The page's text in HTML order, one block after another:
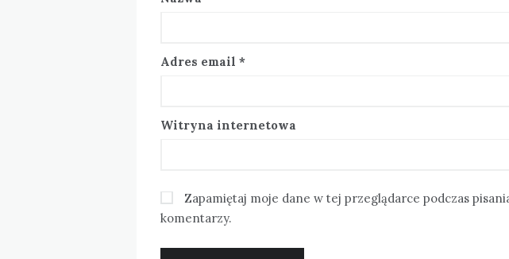
Adres email *
Witryna internetowa
Zapamiętaj moje dane w tej przeglądarce podczas
komentarzy.